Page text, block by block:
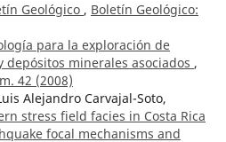
Geológico , Boletín Geológico:
para la exploración de
depósitos minerales asociados ,
42 (2008)
Alejandro Carvajal-Soto,
stress field facies in Costa Rica
focal mechanisms and